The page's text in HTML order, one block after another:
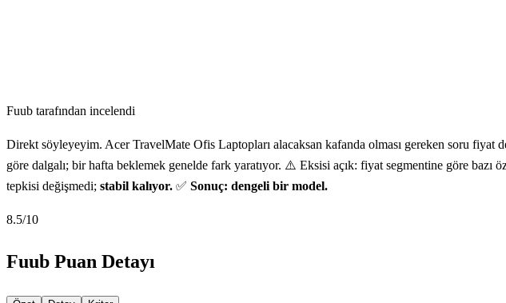
Fuub tarafından incelendi
Direkt söyleyeyim. Acer TravelMate Ofis Laptopları alacaksan kafanda olması gereken soru
göre dalgalı; bir hafta beklemek genelde fark yaratıyor. ⚠️ Eksisi açık: fiyat segmentine göre
tepkisi değişmedi; stabil kalıyor. ✅ Sonuç: dengeli bir model.
8.5/10
Fuub Puan Detayı